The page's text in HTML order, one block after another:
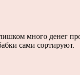
много денег
сами сортируют.